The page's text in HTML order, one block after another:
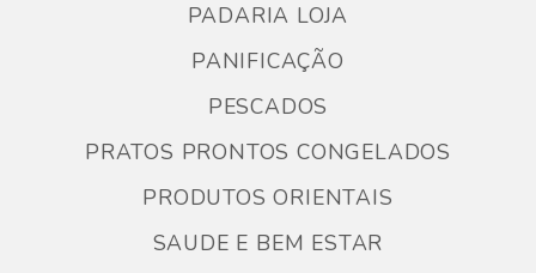
PADARIA LOJA
PANIFICAÇÃO
PESCADOS
PRATOS PRONTOS CONGELADOS
PRODUTOS ORIENTAIS
SAUDE E BEM ESTAR